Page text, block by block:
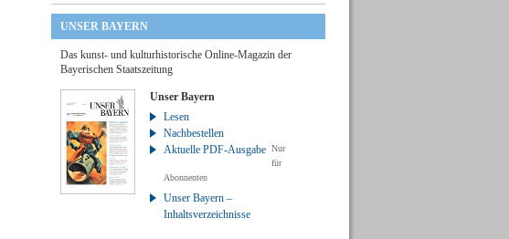
UNSER BAYERN
Das kunst- und kulturhistorische Online-Magazin der
Bayerischen Staatszeitung
Unser Bayern
Lesen
Nachbestellen
Aktuelle PDF-Ausgabe Nur
für
Abonnenten
Unser Bayern –
Inhaltsverzeichnisse